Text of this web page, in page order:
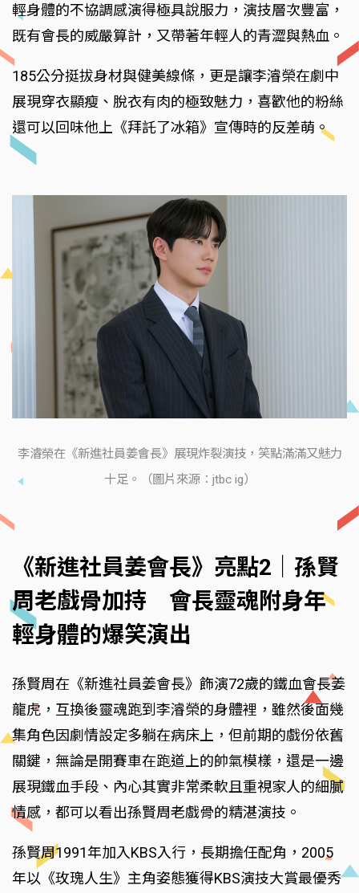
輕身體的不協調感演得極具說服力，演技層次豐富，
既有會長的威嚴算計，又帶著年輕人的青澀與熱血。
185公分挺拔身材與健美線條，更是讓李濬榮在劇中
展現穿衣顯瘦、脫衣有肉的極致魅力，喜歡他的粉絲
還可以回味他上《拜託了冰箱》宣傳時的反差萌。
李濬榮在《新進社員姜會長》展現炸裂演技，笑點滿滿又魅力
十足。（圖片來源：jtbc ig）
《新進社員姜會長》亮點2｜孫賢
周老戲骨加持 會長靈魂附身年
輕身體的爆笑演出
孫賢周在《新進社員姜會長》飾演72歲的鐵血會長姜
龍虎，互換後靈魂跑到李濬榮的身體裡，雖然後面幾
集角色因劇情設定多躺在病床上，但前期的戲份依舊
關鍵，無論是開賽車在跑道上的帥氣模樣，還是一邊
展現鐵血手段、內心其實非常柔軟且重視家人的細膩
情感，都可以看出孫賢周老戲骨的精湛演技。
孫賢周1991年加入KBS入行，長期擔任配角，2005
年以《玫瑰人生》主角姿態獲得KBS演技大賞最優秀